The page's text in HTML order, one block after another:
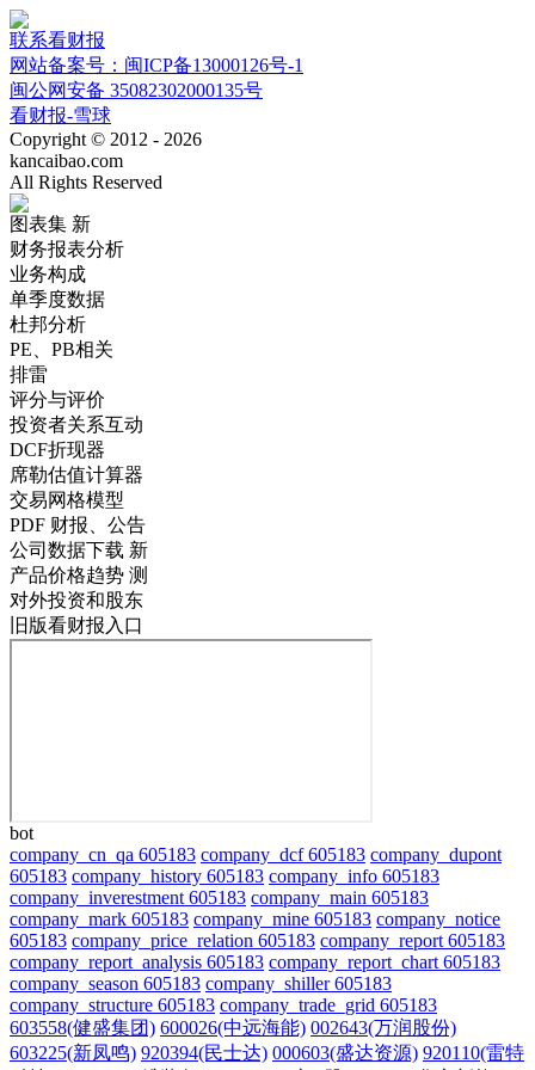
联系看财报
网站备案号：闽ICP备13000126号-1
闽公网安备 35082302000135号
看财报-雪球
Copyright © 2012 - 2026
kancaibao.com
All Rights Reserved
图表集 新
财务报表分析
业务构成
单季度数据
杜邦分析
PE、PB相关
排雷
评分与评价
投资者关系互动
DCF折现器
席勒估值计算器
交易网格模型
PDF 财报、公告
公司数据下载 新
产品价格趋势 测
对外投资和股东
旧版看财报入口
bot
company_cn_qa 605183 company_dcf 605183 company_dupont
605183 company_history 605183 company_info 605183
company_inverestment 605183 company_main 605183
company_mark 605183 company_mine 605183 company_notice
605183 company_price_relation 605183 company_report 605183
company_report_analysis 605183 company_report_chart 605183
company_season 605183 company_shiller 605183
company_structure 605183 company_trade_grid 605183
603558(健盛集团) 600026(中远海能) 002643(万润股份)
603225(新凤鸣) 920394(民士达) 000603(盛达资源) 920110(雷特